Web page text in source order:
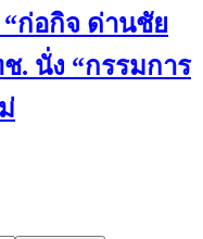
ก่อกิจ ด่านชัย
. นั่ง “กรรมการ